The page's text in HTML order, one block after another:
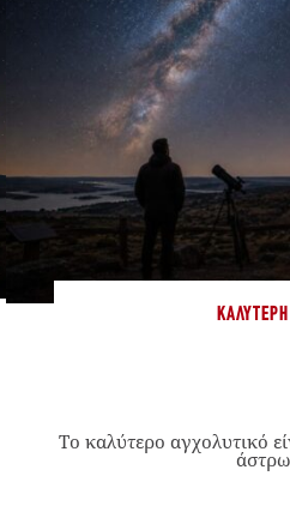
Το καλύτερο αγχολυτικό